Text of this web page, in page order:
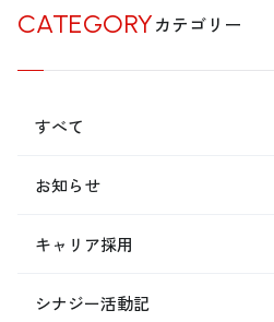
CATEGORYカテゴリー
すべて
お知らせ
キャリア採用
シナジー活動記